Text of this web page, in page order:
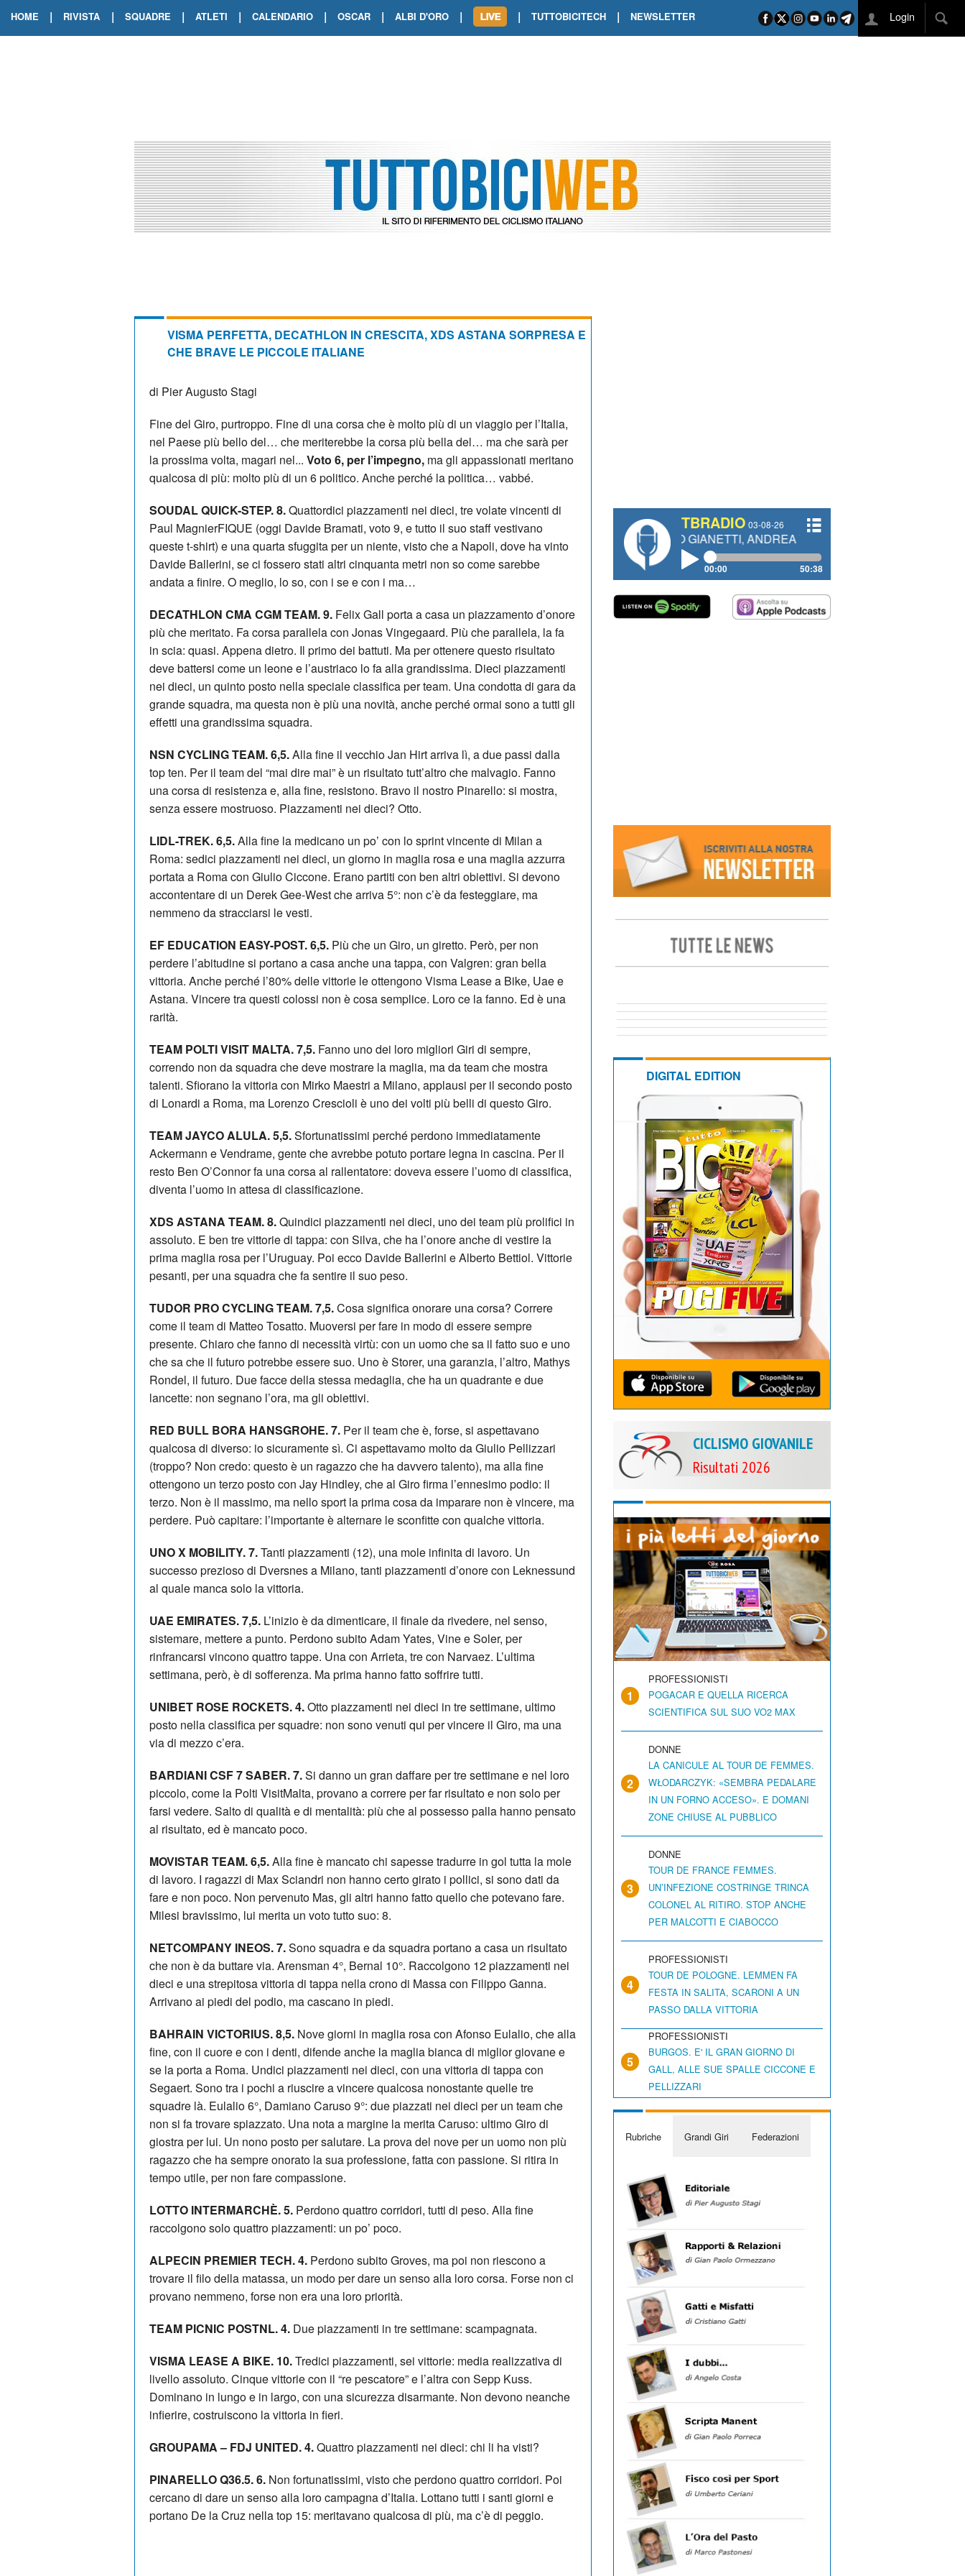
HOME | RIVISTA | SQUADRE | ATLETI | CALENDARIO | OSCAR | ALBI D'ORO |
TOUR DE FRANCE. ORCIERES-MERLETTE INCORONA CARAPAZ
TOUR DE FRANCE. A VOIRON TRIONFO DI PHILIPSEN SU SCHMID E KOOIJ
| TUTTOBICITECH | NEWSLETTER Login
VISMA PERFETTA, DECATHLON IN CRESCITA, XDS ASTANA SORPRESA E
CHE BRAVE LE PICCOLE ITALIANE
di Pier Augusto Stagi
Fine del Giro, purtroppo. Fine di una corsa che è molto più di un viaggio per l’Italia,
nel Paese più bello del… che meriterebbe la corsa più bella del… ma che sarà per
la prossima volta, magari nel... Voto 6, per l’impegno, ma gli appassionati meritano
qualcosa di più: molto più di un 6 politico. Anche perché la politica… vabbé.
SOUDAL QUICK-STEP. 8.Quattordici piazzamenti nei dieci, tre volate vincenti di
Paul MagnierFIQUE (oggi Davide Bramati, voto 9, e tutto il suo staff vestivano
queste t-shirt) e una quarta sfuggita per un niente, visto che a Napoli, dove ha vinto
Davide Ballerini, se ci fossero stati altri cinquanta metri non so come sarebbe
andata a finire. O meglio, lo so, con i se e con i ma…
DECATHLON CMA CGM TEAM. 9. Felix Gall porta a casa un piazzamento d’onore
più che meritato. Fa corsa parallela con Jonas Vingegaard. Più che parallela, la fa
in scia: quasi. Appena dietro. Il primo dei battuti. Ma per ottenere questo risultato
deve battersi come un leone e l’austriaco lo fa alla grandissima. Dieci piazzamenti
nei dieci, un quinto posto nella speciale classifica per team. Una condotta di gara da
grande squadra, ma questa non è più una novità, anche perché ormai sono a tutti gli
effetti una grandissima squadra.
NSN CYCLING TEAM. 6,5.Alla fine il vecchio Jan Hirt arriva lì, a due passi dalla
top ten. Per il team del “mai dire mai” è un risultato tutt’altro che malvagio. Fanno
una corsa di resistenza e, alla fine, resistono. Bravo il nostro Pinarello: si mostra,
senza essere mostruoso. Piazzamenti nei dieci? Otto.
LIDL-TREK. 6,5.Alla fine la medicano un po’ con lo sprint vincente di Milan a
Roma: sedici piazzamenti nei dieci, un giorno in maglia rosa e una maglia azzurra
portata a Roma con Giulio Ciccone. Erano partiti con ben altri obiettivi. Si devono
accontentare di un Derek Gee-West che arriva 5°: non c’è da festeggiare, ma
nemmeno da stracciarsi le vesti.
EF EDUCATION EASY-POST. 6,5. Più che un Giro, un giretto. Però, per non
perdere l’abitudine si portano a casa anche una tappa, con Valgren: gran bella
vittoria. Anche perché l’80% delle vittorie le ottengono Visma Lease a Bike, Uae e
Astana. Vincere tra questi colossi non è cosa semplice. Loro ce la fanno. Ed è una
rarità.
TEAM POLTI VISIT MALTA. 7,5. Fanno uno dei loro migliori Giri di sempre,
correndo non da squadra che deve mostrare la maglia, ma da team che mostra
talenti. Sfiorano la vittoria con Mirko Maestri a Milano, applausi per il secondo posto
di Lonardi a Roma, ma Lorenzo Crescioli è uno dei volti più belli di questo Giro.
TEAM JAYCO ALULA. 5,5.Sfortunatissimi perché perdono immediatamente
Ackermann e Vendrame, gente che avrebbe potuto portare legna in cascina. Per il
resto Ben O’Connor fa una corsa al rallentatore: doveva essere l’uomo di classifica,
diventa l’uomo in attesa di classificazione.
XDS ASTANA TEAM. 8.Quindici piazzamenti nei dieci, uno dei team più prolifici in
assoluto. E ben tre vittorie di tappa: con Silva, che ha l’onore anche di vestire la
prima maglia rosa per l’Uruguay. Poi ecco Davide Ballerini e Alberto Bettiol. Vittorie
pesanti, per una squadra che fa sentire il suo peso.
TUDOR PRO CYCLING TEAM. 7,5.Cosa significa onorare una corsa? Correre
come il team di Matteo Tosatto. Muoversi per fare in modo di essere sempre
presente. Chiaro che fanno di necessità virtù: con un uomo che sa il fatto suo e uno
che sa che il futuro potrebbe essere suo. Uno è Storer, una garanzia, l’altro, Mathys
Rondel, il futuro. Due facce della stessa medaglia, che ha un quadrante e due
lancette: non segnano l’ora, ma gli obiettivi.
RED BULL BORA HANSGROHE. 7. Per il team che è, forse, si aspettavano
qualcosa di diverso: io sicuramente sì. Ci aspettavamo molto da Giulio Pellizzari
(troppo? Non credo: questo è un ragazzo che ha davvero talento), ma alla fine
ottengono un terzo posto con Jay Hindley, che al Giro firma l’ennesimo podio: il
terzo. Non è il massimo, ma nello sport la prima cosa da imparare non è vincere, ma
perdere. Può capitare: l’importante è alternare le sconfitte con qualche vittoria.
UNO X MOBILITY. 7.Tanti piazzamenti (12), una mole infinita di lavoro. Un
successo prezioso di Dversnes a Milano, tanti piazzamenti d’onore con Leknessund
al quale manca solo la vittoria.
UAE EMIRATES. 7,5. L’inizio è da dimenticare, il finale da rivedere, nel senso,
sistemare, mettere a punto. Perdono subito Adam Yates, Vine e Soler, per
rinfrancarsi vincono quattro tappe. Una con Arrieta, tre con Narvaez. L’ultima
settimana, però, è di sofferenza. Ma prima hanno fatto soffrire tutti.
UNIBET ROSE ROCKETS. 4.Otto piazzamenti nei dieci in tre settimane, ultimo
posto nella classifica per squadre: non sono venuti qui per vincere il Giro, ma una
via di mezzo c’era.
BARDIANI CSF 7 SABER. 7.Si danno un gran daffare per tre settimane e nel loro
piccolo, come la Polti VisitMalta, provano a correre per far risultato e non solo per
farsi vedere. Salto di qualità e di mentalità: più che al possesso palla hanno pensato
al risultato, ed è mancato poco.
MOVISTAR TEAM. 6,5.Alla fine è mancato chi sapesse tradurre in gol tutta la mole
di lavoro. I ragazzi di Max Sciandri non hanno certo girato i pollici, si sono dati da
fare e non poco. Non pervenuto Mas, gli altri hanno fatto quello che potevano fare.
Milesi bravissimo, lui merita un voto tutto suo: 8.
NETCOMPANY INEOS. 7.Sono squadra e da squadra portano a casa un risultato
che non è da buttare via. Arensman 4°, Bernal 10°. Raccolgono 12 piazzamenti nei
dieci e una strepitosa vittoria di tappa nella crono di Massa con Filippo Ganna.
Arrivano ai piedi del podio, ma cascano in piedi.
BAHRAIN VICTORIUS. 8,5. Nove giorni in maglia rosa con Afonso Eulalio, che alla
fine, con il cuore e con i denti, difende anche la maglia bianca di miglior giovane e
se la porta a Roma. Undici piazzamenti nei dieci, con una vittoria di tappa con
Segaert. Sono tra i pochi a riuscire a vincere qualcosa nonostante quelle tre
squadre là. Eulalio 6°, Damiano Caruso 9°: due piazzati nei dieci per un team che
non si fa trovare spiazzato. Una nota a margine la merita Caruso: ultimo Giro di
giostra per lui. Un nono posto per salutare. La prova del nove per un uomo non più
ragazzo che ha sempre onorato la sua professione, fatta con passione. Si ritira in
tempo utile, per non fare compassione.
LOTTO INTERMARCHÈ. 5. Perdono quattro corridori, tutti di peso. Alla fine
raccolgono solo quattro piazzamenti: un po’ poco.
ALPECIN PREMIER TECH. 4. Perdono subito Groves, ma poi non riescono a
trovare il filo della matassa, un modo per dare un senso alla loro corsa. Forse non ci
provano nemmeno, forse non era una loro priorità.
TEAM PICNIC POSTNL. 4. Due piazzamenti in tre settimane: scampagnata.
VISMA LEASE A BIKE. 10.Tredici piazzamenti, sei vittorie: media realizzativa di
livello assoluto. Cinque vittorie con il “re pescatore” e l’altra con Sepp Kuss.
Dominano in lungo e in largo, con una sicurezza disarmante. Non devono neanche
infierire, costruiscono la vittoria in fieri.
GROUPAMA – FDJ UNITED. 4.Quattro piazzamenti nei dieci: chi li ha visti?
PINARELLO Q36.5. 6. Non fortunatissimi, visto che perdono quattro corridori. Poi
cercano di dare un senso alla loro campagna d’Italia. Lottano tutti i santi giorni e
portano De la Cruz nella top 15: meritavano qualcosa di più, ma c’è di peggio.
TBRADIO 03-08-26
#334 CHARLY WEGELIUS, MAURO GIANETTI, ANDREA VENDRAME, FILIPPO FIORELLI
00:00 50:38
DIGITAL EDITION
CICLISMO GIOVANILE
Risultati 2026
1
PROFESSIONISTI
POGACAR E QUELLA RICERCA
SCIENTIFICA SUL SUO VO2 MAX
2
DONNE
LA CANICULE AL TOUR DE FEMMES.
WŁODARCZYK: «SEMBRA PEDALARE
IN UN FORNO ACCESO». E DOMANI
ZONE CHIUSE AL PUBBLICO
3
DONNE
TOUR DE FRANCE FEMMES.
UN’INFEZIONE COSTRINGE TRINCA
COLONEL AL RITIRO. STOP ANCHE
PER MALCOTTI E CIABOCCO
4
PROFESSIONISTI
TOUR DE POLOGNE. LEMMEN FA
FESTA IN SALITA, SCARONI A UN
PASSO DALLA VITTORIA
5
PROFESSIONISTI
BURGOS. E' IL GRAN GIORNO DI
GALL, ALLE SUE SPALLE CICCONE E
PELLIZZARI
Rubriche Grandi Giri Federazioni